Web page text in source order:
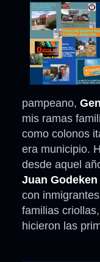
pampeano,
mis ramas
como colonos
era municipio.
desde aquel
Juan Godeken
con
familias
hicieron las